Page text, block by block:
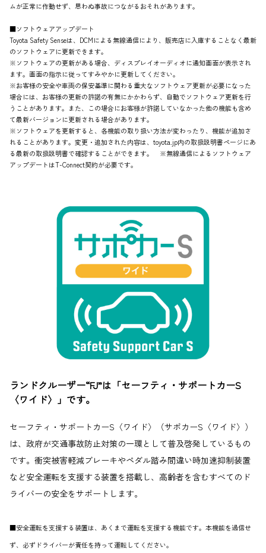
ムが正常に作動せず、思わぬ事故につながるおそれがあります。
■ソフトウェアアップデート
Toyota Safety Senseは、DCMによる無線通信により、販売店に入庫することなく最新
のソフトウェアに更新できます。
※ソフトウェアの更新がある場合、ディスプレイオーディオに通知画面が表示され
ます。画面の指示に従ってすみやかに更新してください。
※お客様の安全や車両の保安基準に関わる重大なソフトウェア更新が必要になった
場合には、お客様の更新の許諾の有無にかかわらず、自動でソフトウェア更新を行
うことがあります。また、この場合にお客様が許諾していなかった他の機能も含め
て最新バージョンに更新される場合があります。
※ソフトウェアを更新すると、各機能の取り扱い方法が変わったり、機能が追加さ
れることがあります。変更・追加された内容は、toyota.jp内の取扱説明書ページにあ
る最新の取扱説明書で確認することができます。 ※無線通信によるソフトウェア
アップデートはT-Connect契約が必要です。
ランドクルーザー“FJ”は「セーフティ・サポートカーS
〈ワイド〉」です。
セーフティ・サポートカーS〈ワイド〉（サポカーS〈ワイド〉）
は、政府が交通事故防止対策の一環として普及啓発しているもの
です。衝突被害軽減ブレーキやペダル踏み間違い時加速抑制装置
など安全運転を支援する装置を搭載し、高齢者を含むすべてのド
ライバーの安全をサポートします。
■安全運転を支援する装置は、あくまで運転を支援する機能です。本機能を過信せ
ず、必ずドライバーが責任を持って運転してください。